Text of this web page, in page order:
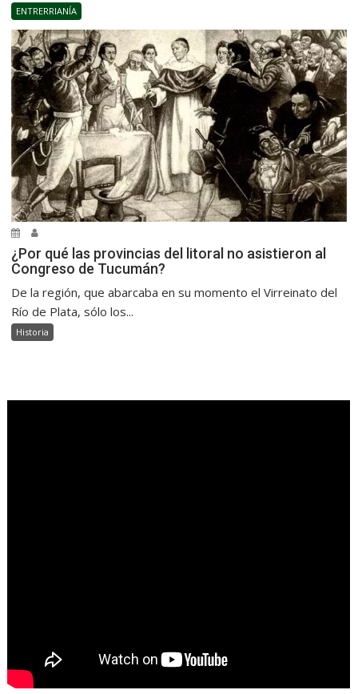
ENTRERRIANÍA
¿Por qué las provincias del litoral no asistieron al
Congreso de Tucumán?
De la región, que abarcaba en su momento el Virreinato del
Río de Plata, sólo los...
Historia